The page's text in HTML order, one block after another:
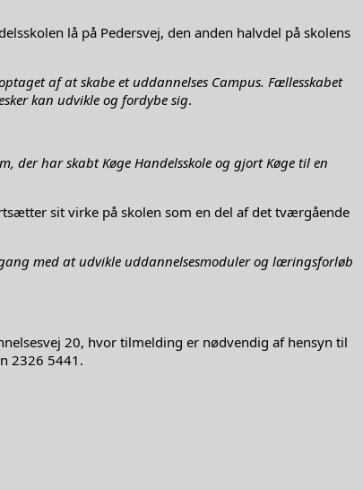
lå på Pedersvej, den anden halvdel på skolens
af at skabe et uddannelses Campus. Fællesskabet
kan udvikle og fordybe sig.
der har skabt Køge Handelsskole og gjort Køge til en
sit virke på skolen som en del af det tværgående
med at udvikle uddannelsesmoduler og læringsforløb
20, hvor tilmelding er nødvendig af hensyn til
2326 5441.